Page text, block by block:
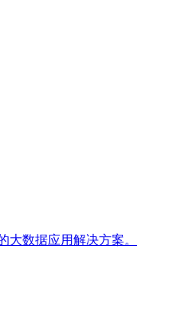
数据应用解决方案。